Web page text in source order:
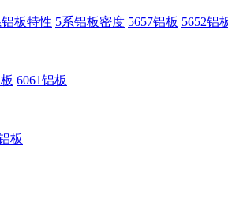
铝板特性 5系铝板密度 5657铝板 5652铝
6061铝板
板